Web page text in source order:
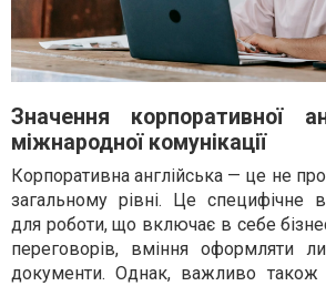
Значення корпоративної
міжнародної комунікації
Корпоративна англійська — це не
загальному рівні. Це специфічне
для роботи, що включає в себе
переговорів, вміння оформляти
документи. Однак, важливо також